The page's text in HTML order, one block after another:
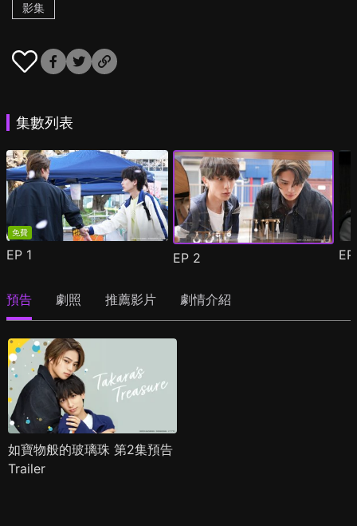
影集
集數列表
免費
EP 1 EP 2
預告 劇照 推薦影片 劇情介紹
如寶物般的玻璃珠 第2集預告
Trailer